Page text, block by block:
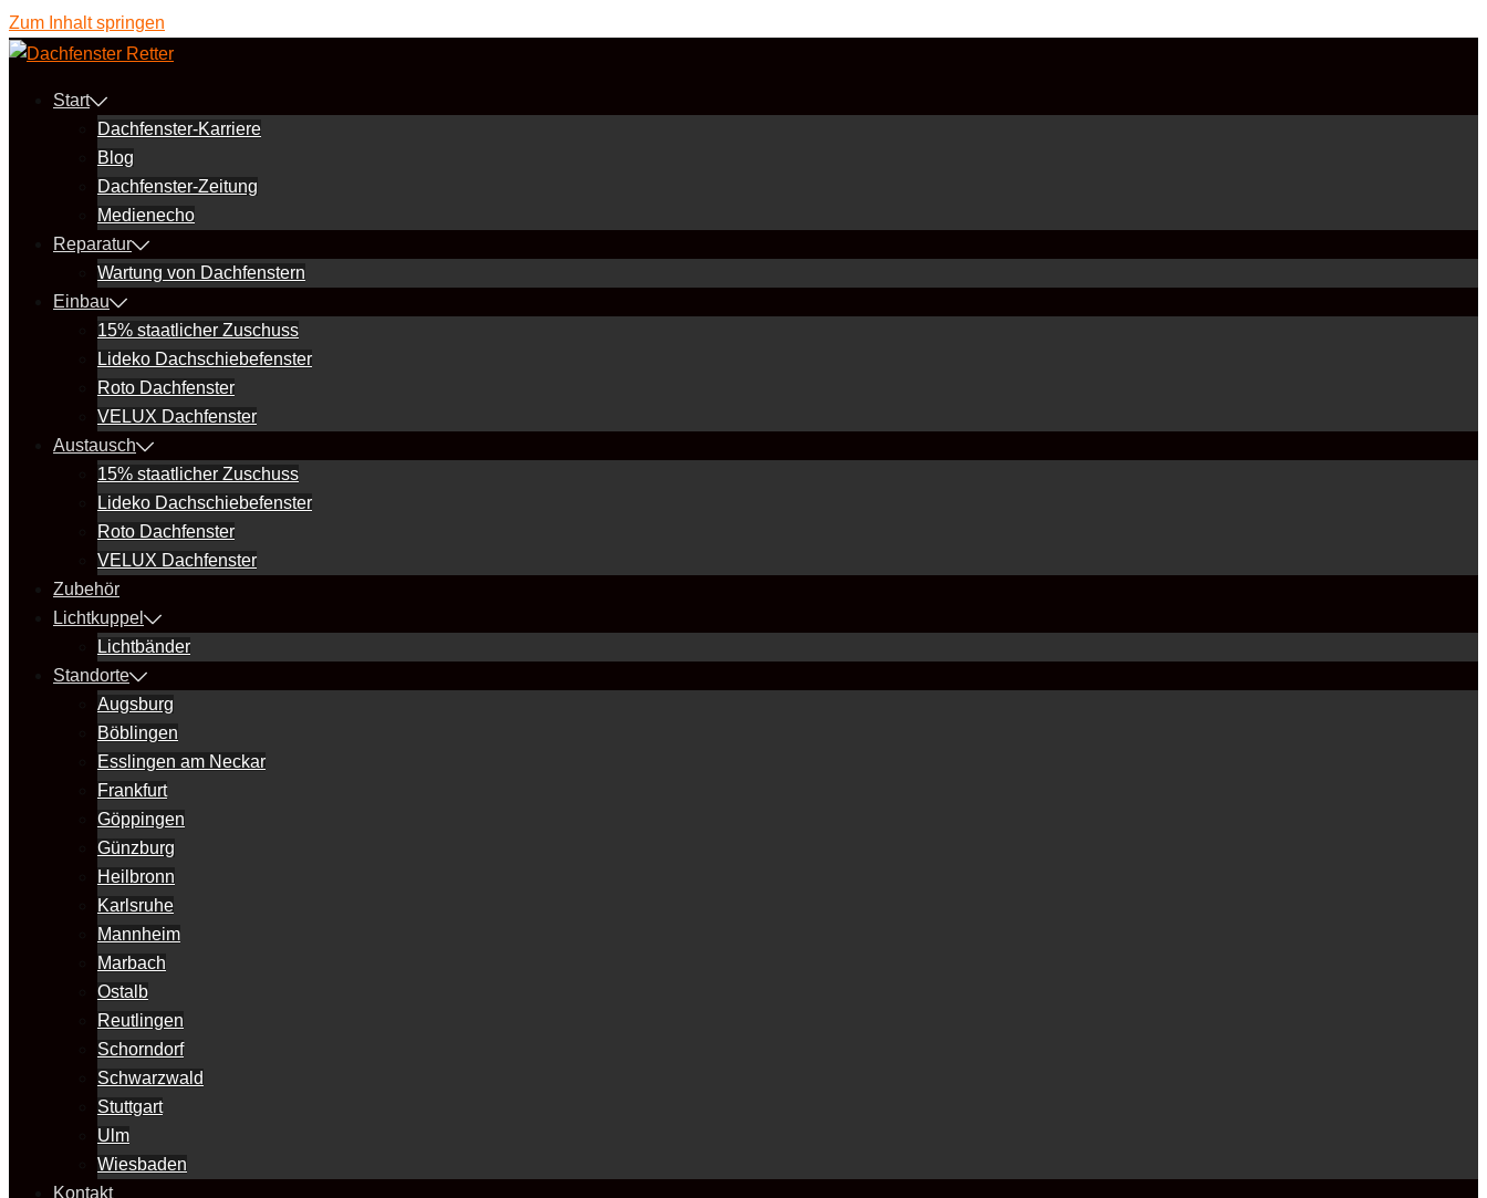
Zum Inhalt springen
Start
Dachfenster-Karriere
Blog
Dachfenster-Zeitung
Medienecho
Reparatur
Wartung von Dachfenstern
Einbau
15% staatlicher Zuschuss
Lideko Dachschiebefenster
Roto Dachfenster
VELUX Dachfenster
Austausch
15% staatlicher Zuschuss
Lideko Dachschiebefenster
Roto Dachfenster
VELUX Dachfenster
Zubehör
Lichtkuppel
Lichtbänder
Standorte
Augsburg
Böblingen
Esslingen am Neckar
Frankfurt
Göppingen
Günzburg
Heilbronn
Karlsruhe
Mannheim
Marbach
Ostalb
Reutlingen
Schorndorf
Schwarzwald
Stuttgart
Ulm
Wiesbaden
Kontakt